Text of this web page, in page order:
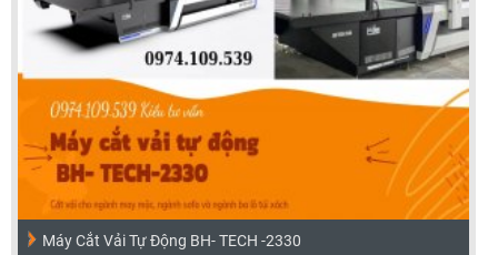
Máy Cắt Vải Tự Động BH- TECH -2330